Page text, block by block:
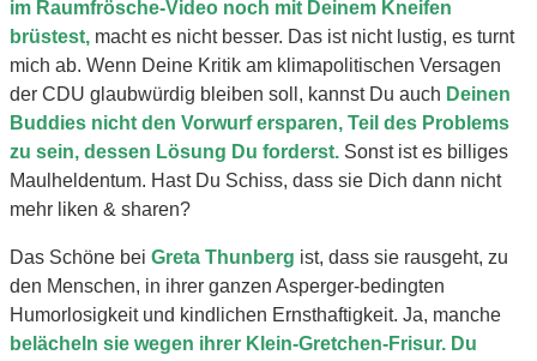
im Raumfrösche-Video noch mit Deinem Kneifen
brüstest, macht es nicht besser. Das ist nicht lustig, es turnt
mich ab. Wenn Deine Kritik am klimapolitischen Versagen
der CDU glaubwürdig bleiben soll, kannst Du auch Deinen
Buddies nicht den Vorwurf ersparen, Teil des Problems
zu sein, dessen Lösung Du forderst. Sonst ist es billiges
Maulheldentum. Hast Du Schiss, dass sie Dich dann nicht
mehr liken & sharen?
Das Schöne bei Greta Thunberg ist, dass sie rausgeht, zu
den Menschen, in ihrer ganzen Asperger-bedingten
Humorlosigkeit und kindlichen Ernsthaftigkeit. Ja, manche
belächeln sie wegen ihrer Klein-Gretchen-Frisur. Du